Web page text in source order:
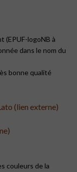
(EPUF-logoNB à
dans le nom du
bonne qualité
(lien externe)
couleurs de la